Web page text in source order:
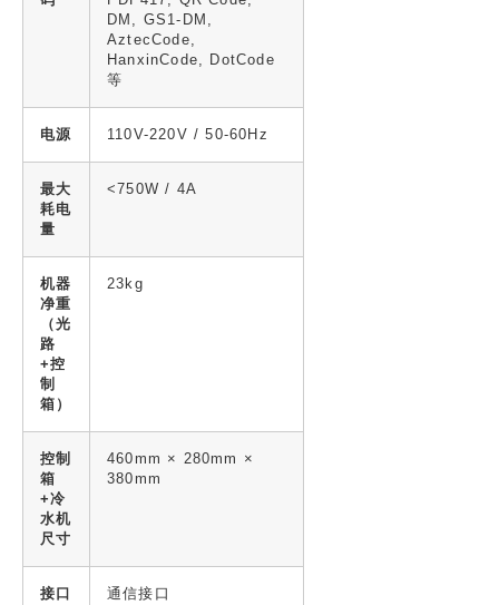
DM, GS1-DM,
AztecCode,
HanxinCode, DotCode
等
电源 110V-220V / 50-60Hz
最大
耗电
量
<750W / 4A
机器
净重
（光
路
+控
制
箱）
23kg
控制
箱
+冷
水机
尺寸
460mm × 280mm ×
380mm
接口 通信接口